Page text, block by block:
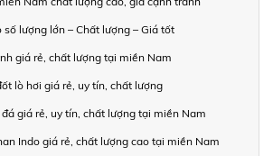
số lượng lớn – Chất lượng – Giá tốt
giá rẻ, chất lượng tại miền Nam
lò hơi giá rẻ, uy tín, chất lượng
giá rẻ, uy tín, chất lượng tại miền Nam
Indo giá rẻ, chất lượng cao tại miền Nam